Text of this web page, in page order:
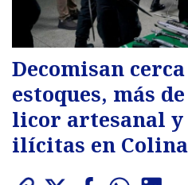
Decomisan cerca
estoques, más
licor artesanal y
ilícitas en